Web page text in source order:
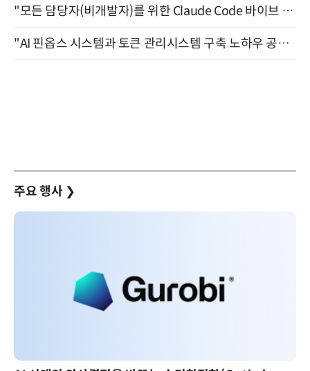
"모든 담당자(비개발자)를 위한 Claude Code 바이브 코딩 2-day 부트캠프" 9월 16~17일 개최
"AI 핀옵스 시스템과 토큰 관리시스템 구축 노하우 공개" 잠실 한국광고문화회관 2층 대회의실 (8/21)
주요 행사 ❯